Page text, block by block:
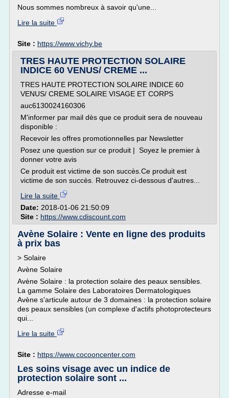
Nous sommes nombreux à savoir qu'une...
Lire la suite
Site : https://www.vichy.be
TRES HAUTE PROTECTION SOLAIRE
INDICE 60 VENUS/ CREME ...
TRES HAUTE PROTECTION SOLAIRE INDICE 60
VENUS/ CREME SOLAIRE VISAGE ET CORPS
auc6130024160306
M'informer par mail dès que ce produit sera de nouveau
disponible :
Recevoir les offres promotionnelles par Newsletter
Posez une question sur ce produit | Soyez le premier à
donner votre avis
Ce produit est victime de son succès.Ce produit est
victime de son succès. Retrouvez ci-dessous d'autres...
Lire la suite
Date: 2018-01-06 21:50:09
Site : https://www.cdiscount.com
Avène Solaire : Vente en ligne des produits
à prix bas
> Solaire
Avène Solaire
Avène Solaire : la protection solaire des peaux sensibles.
La gamme Solaire des Laboratoires Dermatologiques
Avène s'articule autour de 3 domaines : la protection solaire
des peaux sensibles (un complexe d'actifs photoprotecteurs
qui...
Lire la suite
Site : https://www.cocooncenter.com
Les soins visage avec un indice de
protection solaire sont ...
Adresse e-mail